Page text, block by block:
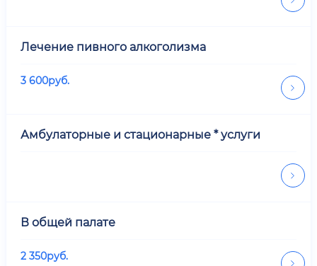
Лечение пивного алкоголизма
3 600руб.
Амбулаторные и стационарные * услуги
В общей палате
2 350руб.